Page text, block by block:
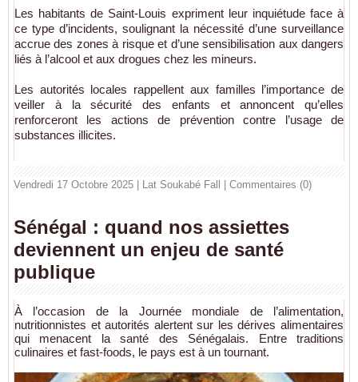
Les habitants de Saint-Louis expriment leur inquiétude face à
ce type d’incidents, soulignant la nécessité d’une surveillance
accrue des zones à risque et d’une sensibilisation aux dangers
liés à l’alcool et aux drogues chez les mineurs.
Les autorités locales rappellent aux familles l’importance de
veiller à la sécurité des enfants et annoncent qu’elles
renforceront les actions de prévention contre l’usage de
substances illicites.
Vendredi 17 Octobre 2025 | Lat Soukabé Fall Commentaires (0)
Sénégal : quand nos assiettes
deviennent un enjeu de santé
publique
À l’occasion de la Journée mondiale de l’alimentation,
nutritionnistes et autorités alertent sur les dérives alimentaires
qui menacent la santé des Sénégalais. Entre traditions
culinaires et fast-foods, le pays est à un tournant.